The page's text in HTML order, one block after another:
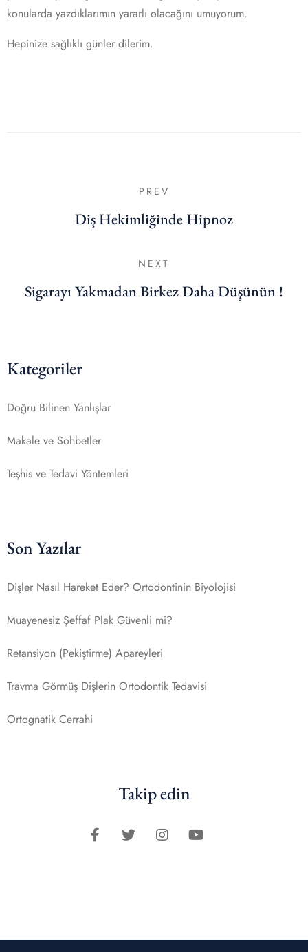
konularda yazdıklarımın yararlı olacağını umuyorum.
Hepinize sağlıklı günler dilerim.
PREV
Diş Hekimliğinde Hipnoz
NEXT
Sigarayı Yakmadan Birkez Daha Düşünün !
Kategoriler
Doğru Bilinen Yanlışlar
Makale ve Sohbetler
Teşhis ve Tedavi Yöntemleri
Son Yazılar
Dişler Nasıl Hareket Eder? Ortodontinin Biyolojisi
Muayenesiz Şeffaf Plak Güvenli mi?
Retansiyon (Pekiştirme) Apareyleri
Travma Görmüş Dişlerin Ortodontik Tedavisi
Ortognatik Cerrahi
Takip edin